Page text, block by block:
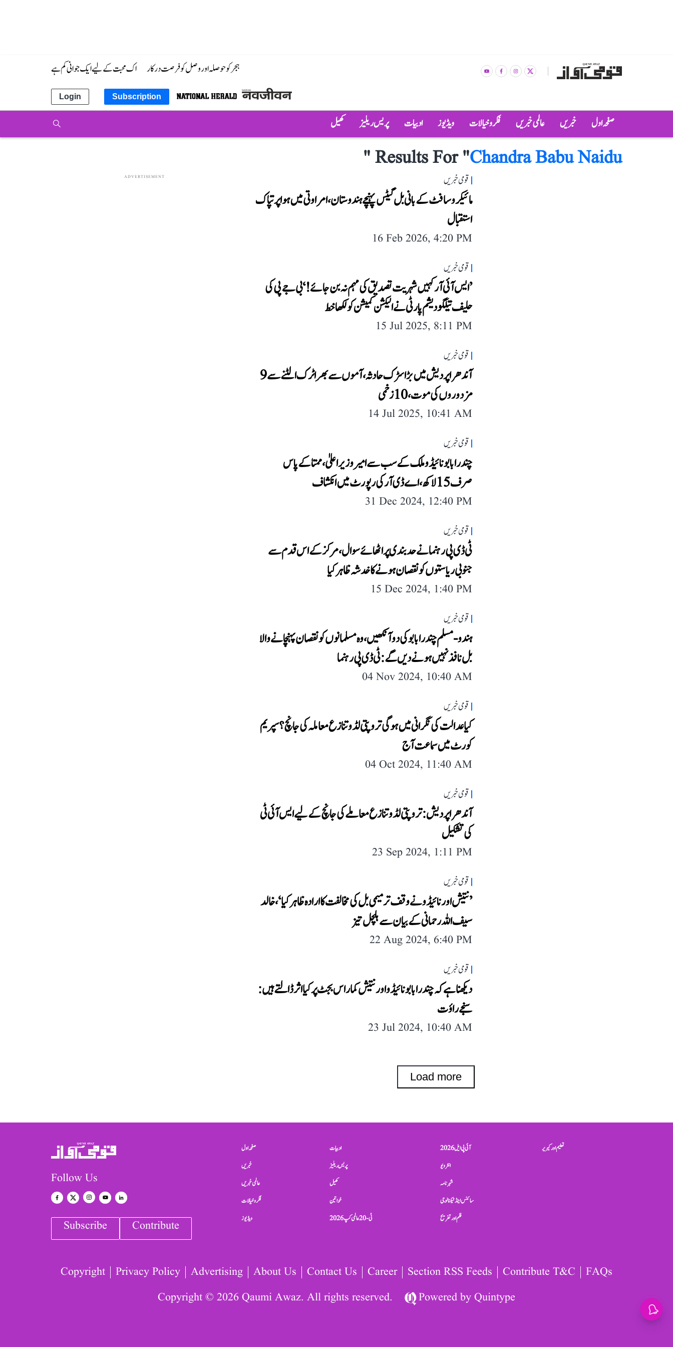
ہجر کو حوصلہ اور وصل کو فرصت درکار اک محبت کے لیے ایک جوانی کم ہے
Subscription
Login
صفحہ اول خبریں عالمی خبریں فکر و خیالات ویڈیوز ادبیات پریس ریلیز کھیل
Results For "Chandra Babu Naidu
"
قومی خبریں
مائیکروسافٹ کے بانی بل گیٹس پہنچے ہندوستان، امراوتی میں ہوا پرتپاک
استقبال
16 Feb 2026, 4:20 PM
قومی خبریں
’ایس آئی آر کہیں شہریت تصدیق کی مہم نہ بن جائے!‘ بی جے پی کی
حلیف تیلگو دیشم پارٹی نے الیکشن کمیشن کو لکھا خط
15 Jul 2025, 8:11 PM
قومی خبریں
آندھرا پردیش میں بڑا سڑک حادثہ، آموں سے بھرا ٹرک الٹنے سے 9
مزدوروں کی موت، 10 زخمی
14 Jul 2025, 10:41 AM
قومی خبریں
چندرابابو نائیڈو ملک کے سب سے امیر وزیر اعلیٰ، ممتا کے پاس
صرف 15 لاکھ، اے ڈی آر کی رپورٹ میں انکشاف
31 Dec 2024, 12:40 PM
قومی خبریں
ٹی ڈی پی رہنما نے حد بندی پر اٹھائے سوال، مرکز کے اس قدم سے
جنوبی ریاستوں کو نقصان ہونے کا خدشہ ظاہر کیا
15 Dec 2024, 1:40 PM
قومی خبریں
ہندو-مسلم چندرا بابو کی دو آنکھیں، وہ مسلمانوں کو نقصان پہنچانے والا
بل نافذ نہیں ہونے دیں گے: ٹی ڈی پی رہنما
04 Nov 2024, 10:40 AM
قومی خبریں
کیا عدالت کی نگرانی میں ہوگی تروپتی لڈو تنازع معاملہ کی جانچ؟ سپریم
کورٹ میں سماعت آج
04 Oct 2024, 11:40 AM
قومی خبریں
آندھرا پردیش: تروپتی لڈو تنازع معاملے کی جانچ کے لیے ایس آئی ٹی
کی تشکیل
23 Sep 2024, 1:11 PM
قومی خبریں
’نتیش اور نائیڈو نے وقف ترمیمی بل کی مخالفت کا ارادہ ظاہر کیا‘، خالد
سیف اللہ رحمانی کے بیان سے ہلچل تیز
22 Aug 2024, 6:40 PM
قومی خبریں
دیکھنا ہے کہ چندرابابو نائیڈو اور نتیش کمار اس بجٹ پر کیا اثر ڈالتے ہیں:
سنجے راؤت
23 Jul 2024, 10:40 AM
Load more
ADVERTISEMENT
Follow Us
Subscribe Contribute
صفحہ اول
خبریں
عالمی خبریں
فکر و خیالات
ویڈیوز
ادبیات
پریس ریلیز
کھیل
خواتین
ٹی-20 عالمی کپ 2026
آئی پی ایل 2026
انٹرویو
شہرنامہ
سائنس اینڈ ٹیکنالوجی
فلم اور تفریح
تعلیم اور کیریر
Copyright Privacy Policy Advertising About Us Contact Us Career Section RSS Feeds Contribute T&C
FAQs
Copyright © 2026 Qaumi Awaz. All rights reserved.
Powered byQuintype